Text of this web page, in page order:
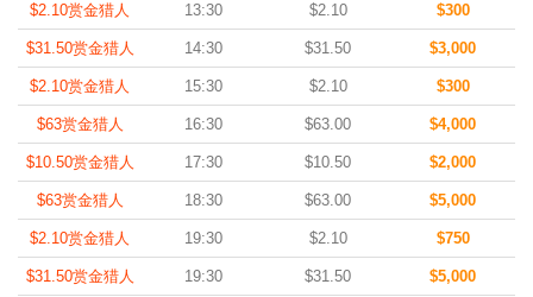
$2.10赏金猎人 13:30 $2.10 $300
$31.50赏金猎人 14:30 $31.50 $3,000
$2.10赏金猎人 15:30 $2.10 $300
$63赏金猎人 16:30 $63.00 $4,000
$10.50赏金猎人 17:30 $10.50 $2,000
$63赏金猎人 18:30 $63.00 $5,000
$2.10赏金猎人 19:30 $2.10 $750
$31.50赏金猎人 19:30 $31.50 $5,000